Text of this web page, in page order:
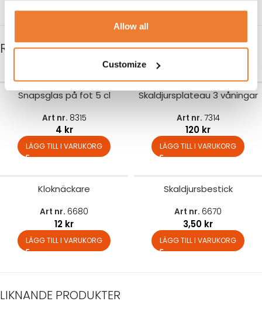
Allow all
Customize
RELATERADE PRODUKTER
Snapsglas på fot 5 cl
Art nr. 8315
4 kr
LÄGG TILL I VARUKORG
Skaldjursplateau 3 våningar
Art nr. 7314
120 kr
LÄGG TILL I VARUKORG
Kloknäckare
Art nr. 6680
12 kr
LÄGG TILL I VARUKORG
Skaldjursbestick
Art nr. 6670
3,50 kr
LÄGG TILL I VARUKORG
LIKNANDE PRODUKTER